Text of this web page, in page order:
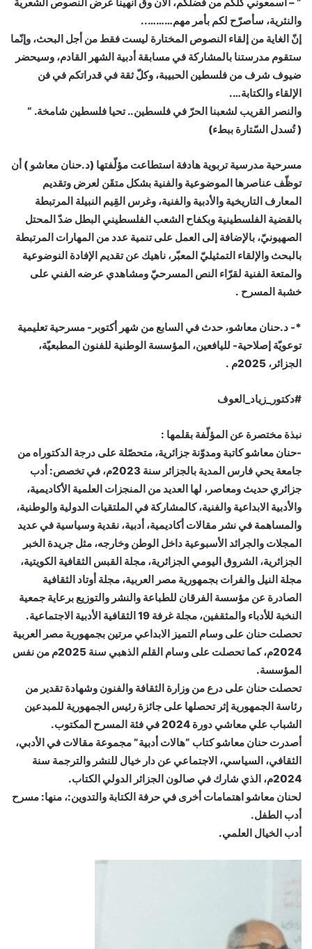
والنثرية، سأصرّح لكم بأمر مهم………..
إنّ الغاية من إلقاء النصوص المختارة ليست فقط من أجل البحث، وإنّما
ستقوم مدرستنا بالمشاركة في مسابقة أدبية الشهر القادم، وسيحضر
ضيوف شرف من فلسطين الحبيبة، وكلّ ثقة في قدراتكم في فن
الإلقاء والكتابة….
والنصر القريب لشعبنا الحرّ في فلسطين.. تحيا فلسطين شامخة. “
( تُسدل السّتارة ببطء)
مسرحية مدرسية تربوية هادفة استطاعت مؤلّفتها (د.حنان معاشو ) أن
توظّف عناصرها الموضوعية والفنية بشكل متقَن لعرض وتقديم
المعارف التاريخية والأدبية والفنية، وغرس القِيم النبيلة المرتبطة
بالقضية الفلسطينية وبكفاح الشعب الفلسطيني البطل ضدّ المحتل
الصهيونيّ، بالإضافة إلى العمل على تنمية عدد من المهارات المرتبطة
بالبحث والإلقاء التمثيليّ المعبّر، ناهيك عن تقديم الإفادة النوضوعية
والمتعة الفنية لقرّاء النص المسرحيّ ومشاهدي عرضه الفني على
خشبة المسرح .
*- د.حنان معاشو، حدث في السابع من شهر أكتوبر- مسرحية تعليمية
توعويّة إصلاحية- لليافعين، المؤسسة الوطنية للفنون المطبعيّة،
الجزائر، 2025م .
#دكتور_زياد_العوف
نبذة مختصرة عن المؤلّفة بقلمها :
-حنان معاشو كاتبة ومدوّنة جزائرية، متحصّلة على درجة الدكتوراه من
جامعة يحي فارس المدية بالجزائر سنة 2023م، في تخصص: أدب
جزائري حديث ومعاصر، لها العديد من المنجزات العلمية الأكاديمية،
والأدبية الابداعية والفنية، كالمشاركة في الملتقيات الدولية والوطنية،
والمساهمة في نشر مقالات أكاديمية، أدبية، نقدية وسياسية في عديد
المجلات والجرائد الأسبوعية داخل الوطن وخارجه، مثل جريدة الخبر
الجزائرية، الشروق اليومي الجزائرية، مجلة القبس الثقافية الكويتية،
مجلة النيل والفرات بجمهورية مصر العربية، مجلة أوتاد الثقافية
الصادرة عن مؤسسة الفرقان للطباعة والنشر والتوزيع برعاية جمعية
النخبة للأدباء والمثقفين، مجلة غرفة 19 الثقافية الأدبية الاجتماعية.
تحصلت حنان على وسام التميز الابداعي مرتين بجمهورية مصر العربية
2024م، كما تحصلت على وسام القلم الذهبي سنة 2025م من نفس
المؤسسة.
تحصلت حنان على درع من وزارة الثقافة والفنون وشهادة تقدير من
رئاسة الجمهورية إثر تحصلها على جائزة رئيس الجمهورية للمبدعين
الشباب علي معاشي دورة 2024 في فئة المسرح المكتوب.
أصدرت حنان معاشو كتاب “هالات أدبية” مجموعة مقالات في الأدبي،
الثقافي، السياسي، الاجتماعي عن دار خيال للنشر والترجمة سنة
2024م، الذي شارك في صالون الجزائر الدولي الكتاب.
لحنان معاشو اهتمامات أخرى في حرفة الكتابة والتدوين:، منها: مسرح
أدب الطفل.
أدب الخيال العلمي.